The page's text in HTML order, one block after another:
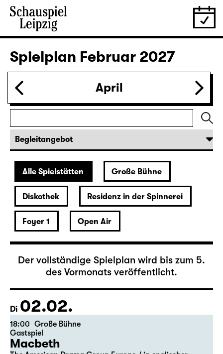
Do
19:30 — 20:55
Was ihr wollt (A Tortured Lover’s
von William Shakespeare
Deutsch von Jens Roselt
Fassung von Pia Richter und Julia Buchberger
Regie: Pia Richter
18:45 + 19:00
Einführung im Rangfoyer
30.01.
15:00 Große Bühne
Das Vermächtnis
(The Inheritance)
von Matthew Lopez
aus dem Amerikanischen von Hannes Becker
Regie: Enrico Lübbe
Karten
Februar 2027
Der vollständige Spielplan wird bis zum 5.
des Vormonats veröffentlicht.
Di 02.02.